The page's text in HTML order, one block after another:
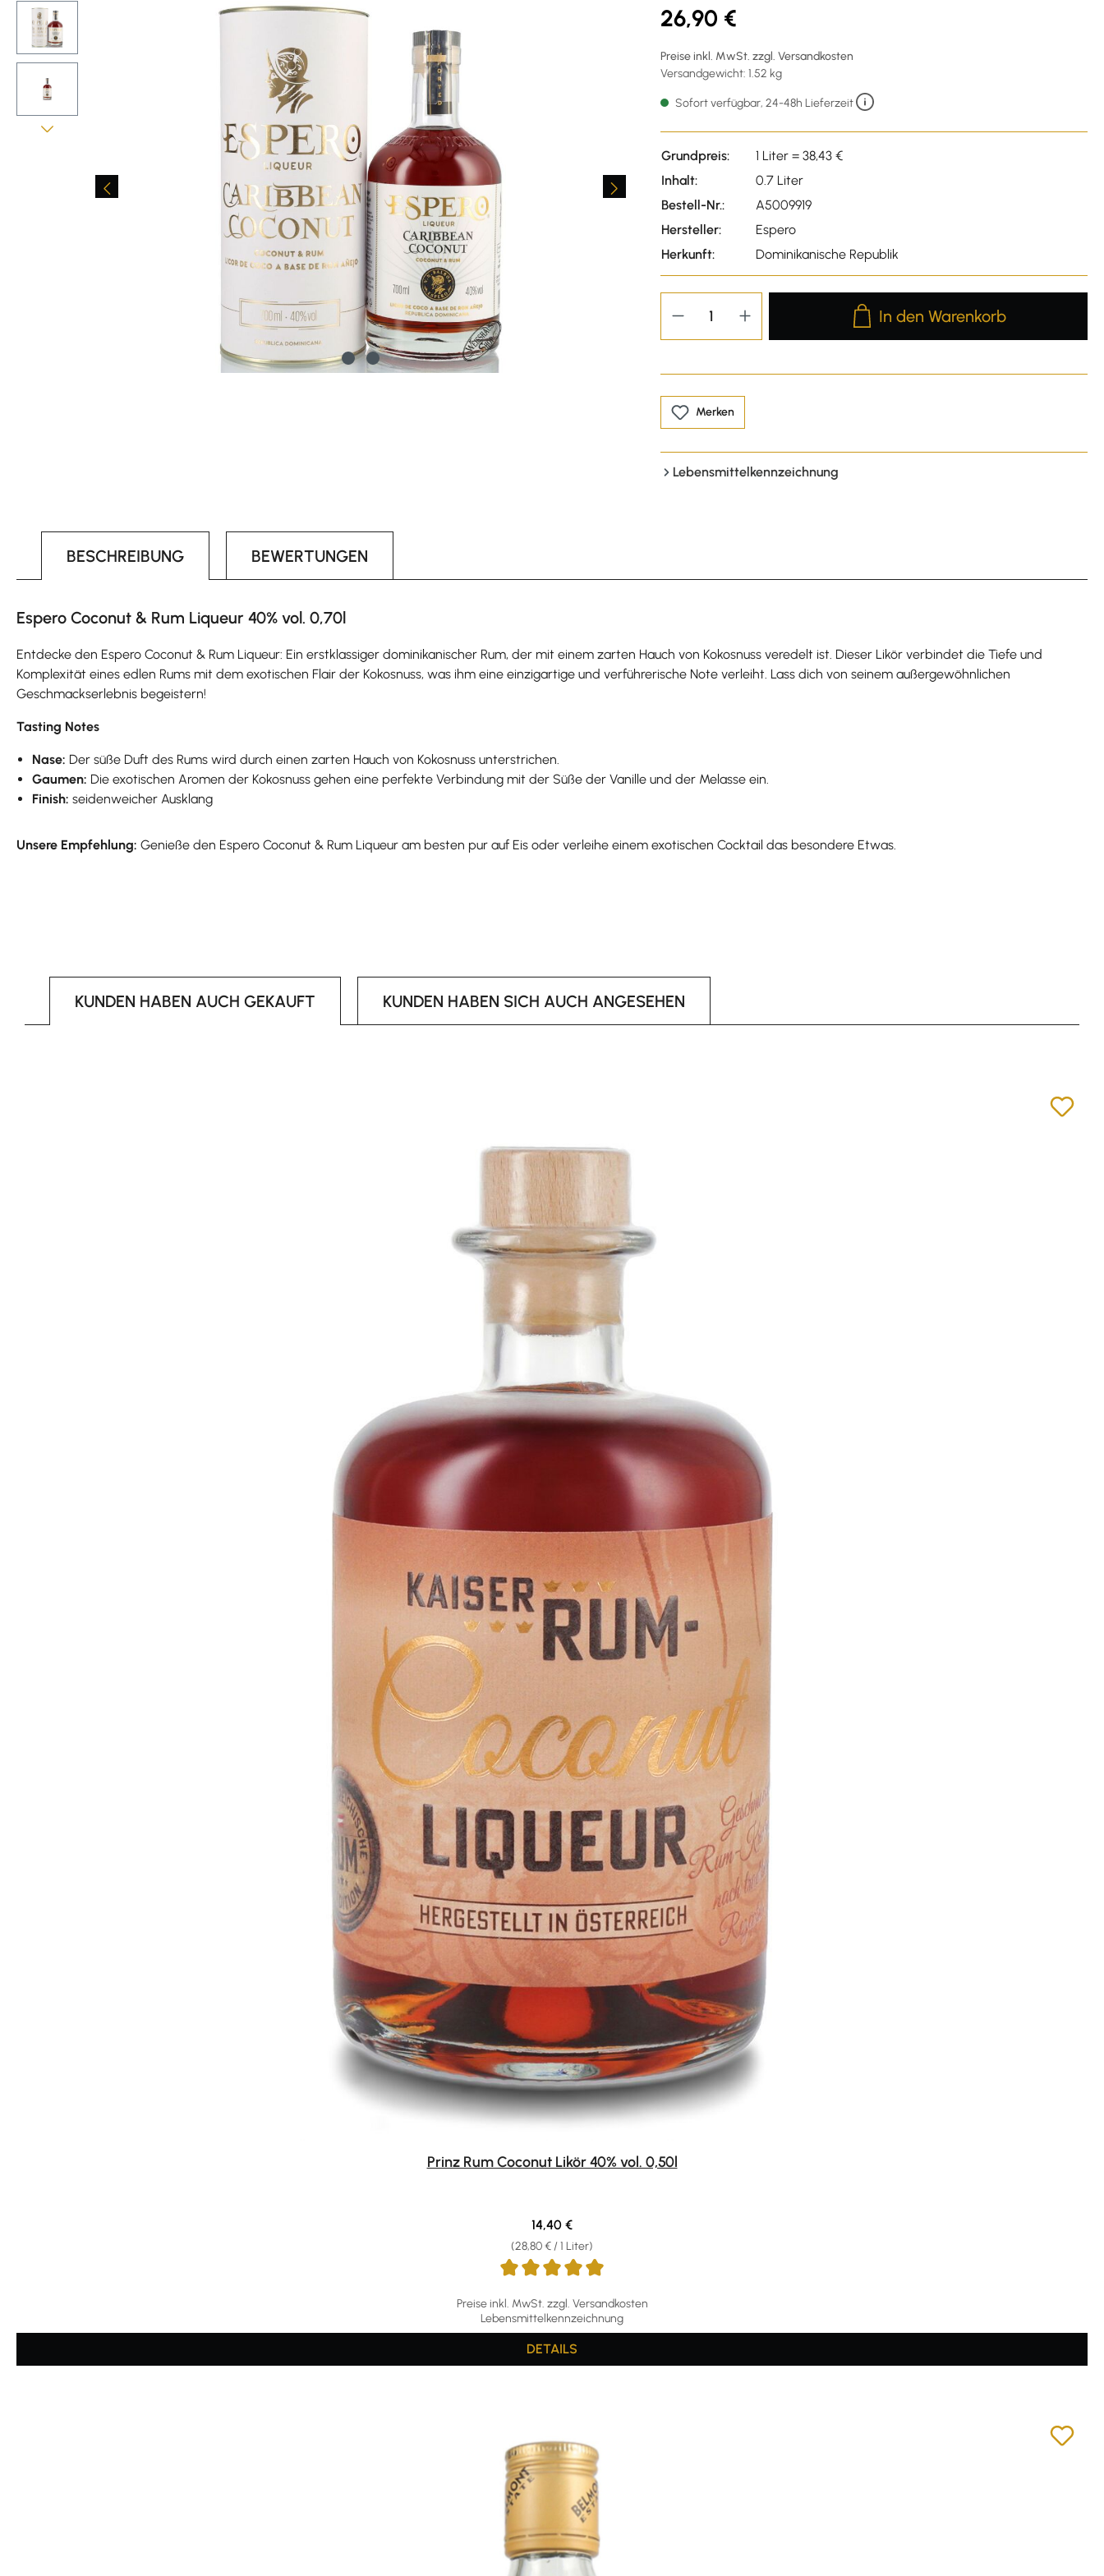
Bildergalerie überspringen 26,90 €
Preise inkl. MwSt. zzgl. Versandkosten
Versandgewicht: 1.52 kg
Sofort verfügbar, 24-48h Lieferzeit
Grundpreis:
1 Liter = 38,43 €
Inhalt:
0.7 Liter
Bestell-Nr.:
A5009919
Hersteller:
Espero
Herkunft:
Dominikanische Republik
Produkt Anzahl: Gib den
In den Warenkorb
Merken
Lebensmittelkennzeichnung
BESCHREIBUNG BEWERTUNGEN
Espero Coconut & Rum Liqueur 40% vol. 0,70l
Entdecke den Espero Coconut & Rum Liqueur: Ein erstklassiger dominikanischer Rum, der mit einem zarten Hauch von Kokosnuss veredelt ist. Dieser Likör verbindet die Tiefe und
Komplexität eines edlen Rums mit dem exotischen Flair der Kokosnuss, was ihm eine einzigartige und verführerische Note verleiht. Lass dich von seinem außergewöhnlichen
Geschmackserlebnis begeistern!
Tasting Notes
Nase: Der süße Duft des Rums wird durch einen zarten Hauch von Kokosnuss unterstrichen.
Gaumen: Die exotischen Aromen der Kokosnuss gehen eine perfekte Verbindung mit der Süße der Vanille und der Melasse ein.
Finish:seidenweicher Ausklang
Unsere Empfehlung: Genieße den Espero Coconut & Rum Liqueur am besten pur auf Eis oder verleihe einem exotischen Cocktail das besondere Etwas.
KUNDEN HABEN AUCH GEKAUFT KUNDEN HABEN SICH AUCH ANGESEHEN
Prinz Rum Coconut Likör 40% vol. 0,50l
Preise inkl. MwSt. zzgl. Versandkosten
Lebensmittelkennzeichnung
(28,80 € / 1 Liter)
Regulärer Preis:
14,40 €
DETAILS